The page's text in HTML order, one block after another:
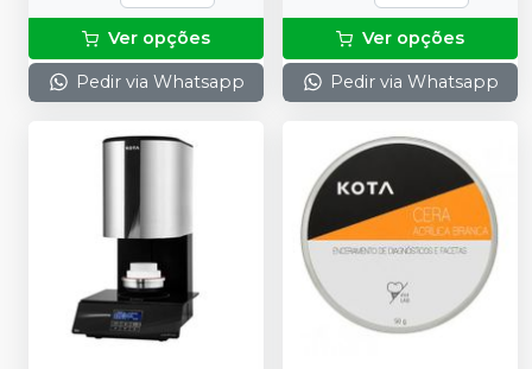
Ver opções
Pedir via Whatsapp
Ver opções
Pedir via Whatsapp